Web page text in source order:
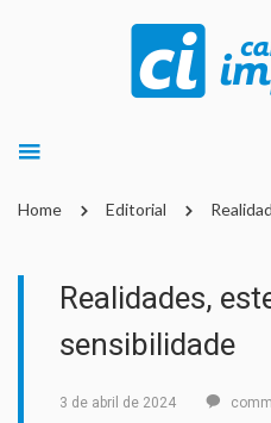
Home Editorial
Realidades,
sensibilidade
3 de abril de 2024